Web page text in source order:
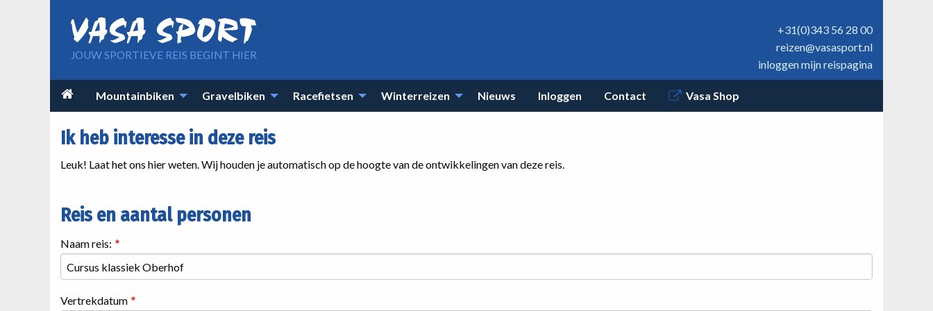
+31(0)343 56 28 00
reizen@vasasport.nl
inloggen mijn reispagina
JOUW SPORTIEVE REIS BEGINT HIER
Main
navigation
 Mountainbiken Gravelbiken Racefietsen Winterreizen Nieuws Inloggen Contact Vasa Shop
Ik heb interesse in deze reis
Leuk! Laat het ons hier weten. Wij houden je automatisch op de hoogte van de ontwikkelingen van deze reis.
Reis en aantal personen
Naam reis:
Vertrekdatum